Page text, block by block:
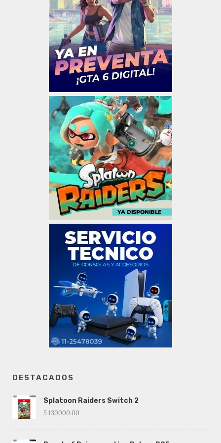
DESTACADOS
Splatoon Raiders Switch 2
$ 130000.00